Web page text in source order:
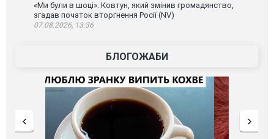
«Ми були в шоці». Ковтун, який змінив громадянство,
згадав початок вторгнення Росії (NV)
07.08.2026, 13:36
БЛОГОЖАБИ